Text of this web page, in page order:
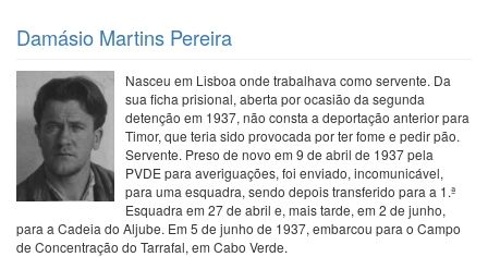
Damásio Martins Pereira
Nasceu em Lisboa onde trabalhava como servente. Da
sua ficha prisional, aberta por ocasião da segunda
detenção em 1937, não consta a deportação anterior para
Timor, que teria sido provocada por ter fome e pedir pão.
Servente. Preso de novo em 9 de abril de 1937 pela
PVDE para averiguações, foi enviado, incomunicável,
para uma esquadra, sendo depois transferido para a 1.ª
Esquadra em 27 de abril e, mais tarde, em 2 de junho,
para a Cadeia do Aljube. Em 5 de junho de 1937, embarcou para o Campo
de Concentração do Tarrafal, em Cabo Verde.